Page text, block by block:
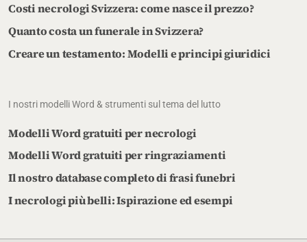
Costi necrologi Svizzera: come nasce il prezzo?
Quanto costa un funerale in Svizzera?
Creare un testamento: Modelli e principi giuridici
I nostri modelli Word & strumenti sul tema del lutto
Modelli Word gratuiti per necrologi
Modelli Word gratuiti per ringraziamenti
Il nostro database completo di frasi funebri
I necrologi più belli: Ispirazione ed esempi